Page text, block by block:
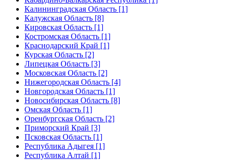
Калининградская Область [1]
Калужская Область [8]
Кировская Область [1]
Костромская Область [1]
Краснодарский Край [1]
Курская Область [2]
Липецкая Область [3]
Московская Область [2]
Нижегородская Область [4]
Новгородская Область [1]
Новосибирская Область [8]
Омская Область [1]
Оренбургская Область [2]
Приморский Край [3]
Псковская Область [1]
Республика Адыгея [1]
Республика Алтай [1]